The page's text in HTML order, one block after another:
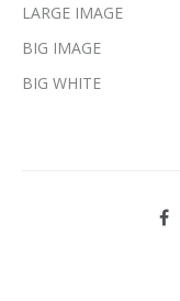
LARGE IMAGE
BIG IMAGE
BIG WHITE